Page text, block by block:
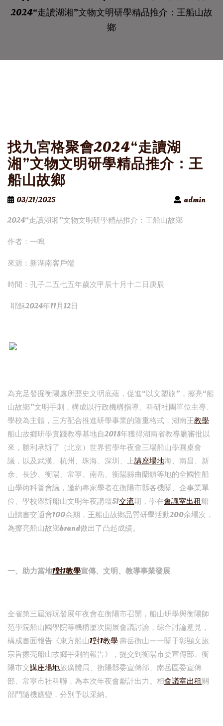
2024“走讀湖湘”文物文明研學精品推介：王船山故
鄉
找九宮格聚會2024“走讀湖
湘”文物文明研學精品推介：王
船山故鄉
03/21/2025
admin
2024“走讀湖湘”文物文明研學精品推介：王船山故鄉
作者：一鳴
來源：新湖南客戶端
時間：孔子二五七五年歲次甲辰十月十二日庚辰
耶穌2024年11月12日
為充足發掘衡陽處所歷史文明底蘊，促進“以文塑旅”，擦亮“船
山故鄉”文明手刺，構成以行政機構指導、科研社團單位主導、
學校為主體，三方配合推進研學事業的隆重格式，湖南王教學
船山故鄉研學實踐教導基地自2018年獲得湖南省教導廳審批以
來，勝利承辦了（北京）世界哲學年夜會三場船山學圓桌會
議，以及武漢、杭州、珠海、深圳、上講座場地海、南昌、新
余、長沙、衡陽、常寧、南岳、衡陽縣曲蘭鎮等地的全國性船
山學術科普會議，邀約專家學者在衡陽市縣各機關、企事業單
位、學校舉辦船山文明年夜講壇51交流期，學在會議室出租船
山讀書交通會100余期，王船山故鄉品質研學活動200余場次，
為擦亮船山故鄉brand做出了凸起成績。
一、助力當地1對1教學宣傳、文明、教導事業發展
全省第三屆游玩發展年夜會在衡陽市召開，船山研學與衡陽師
范學院船山國學院等機構屢次開展會議討論，綜合討論意見，
構成書面報告《東方船山1對1教學壽岳衡山——關于彰顯文旅
宗旨擦亮船山故鄉手刺的報告》，提交到衡陽市委宣傳部、衡
陽市文講座場地旅廣體局、衡陽縣委宣傳部、南岳區委宣傳
部、常寧市社科聯，為本次年夜會獻計出力。相會議室出租關
部門隨機應變，分別予以采納。